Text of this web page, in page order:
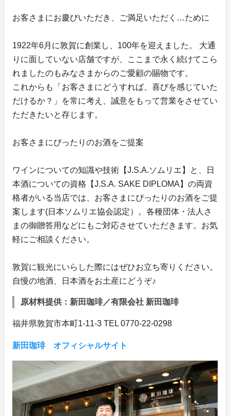
お客さまにお慶びいただき、ご満足いただく…ために
1922年6月に敦賀に創業し、100年を迎えました。 大通
りに面していない店舗ですが、ここまで永く続けてこら
れましたのもみなさまからのご愛顧の賜物です。
これからも「お客さまにどうすれば、喜びを感じていた
だけるか？」を常に考え、誠意をもって営業をさせてい
ただきたいと存じます。
お客さまにぴったりのお酒をご提案
ワインについての知識や技術【J.S.A.ソムリエ】と、日
本酒についての資格【J.S.A. SAKE DIPLOMA】の両資
格者がいる当店では、お客さまにぴったりのお酒をご提
案します(日本ソムリエ協会認定）。各種団体・法人さ
まの御贈答用などにもご対応させていただきます。お気
軽にご相談ください。
敦賀に観光にいらした際にはぜひお立ち寄りください。
自慢の地酒、日本酒をお土産にどうぞ♪
原材料提供：新田珈琲／有限会社 新田珈琲
福井県敦賀市本町1-11-3 TEL 0770-22-0298
新田珈琲 オフィシャルサイト